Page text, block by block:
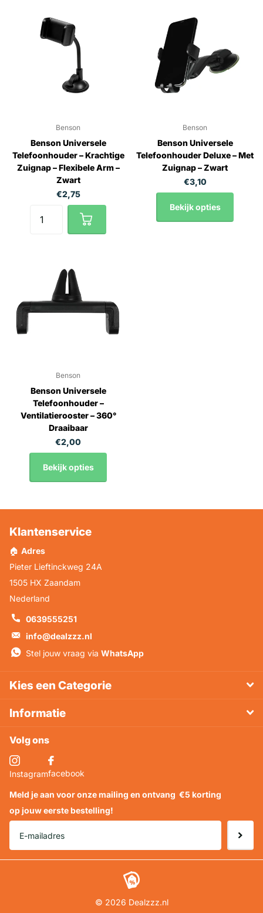
Benson
Benson Universele
Telefoonhouder – Krachtige
Zuignap – Flexibele Arm –
Zwart
€2,75
Benson
Benson Universele
Telefoonhouder Deluxe – Met
Zuignap – Zwart
€3,10
Bekijk opties
Benson
Benson Universele
Telefoonhouder –
Ventilatierooster – 360°
Draaibaar
€2,00
Bekijk opties
Klantenservice
🏠 Adres
Pieter Lieftinckweg 24A
1505 HX Zaandam
Nederland
0639555251
info@dealzzz.nl
Stel jouw vraag via WhatsApp
Kies een Categorie
Informatie
Volg ons
Instagramfacebook
Meld je aan voor onze mailing en ontvang €5 korting
op jouw eerste bestelling!
© 2026 Dealzzz.nl